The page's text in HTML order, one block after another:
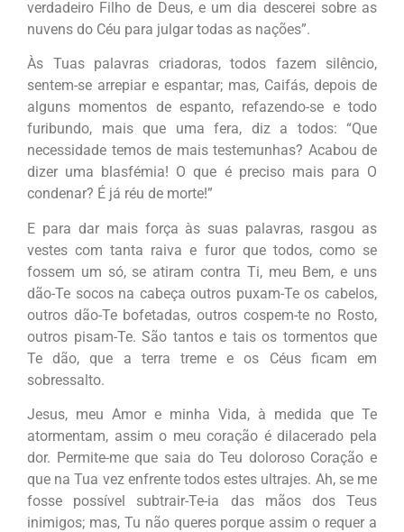
verdadeiro Filho de Deus, e um dia descerei sobre as
nuvens do Céu para julgar todas as nações”.
Às Tuas palavras criadoras, todos fazem silêncio,
sentem-se arrepiar e espantar; mas, Caifás, depois de
alguns momentos de espanto, refazendo-se e todo
furibundo, mais que uma fera, diz a todos: “Que
necessidade temos de mais testemunhas? Acabou de
dizer uma blasfémia! O que é preciso mais para O
condenar? É já réu de morte!”
E para dar mais força às suas palavras, rasgou as
vestes com tanta raiva e furor que todos, como se
fossem um só, se atiram contra Ti, meu Bem, e uns
dão-Te socos na cabeça outros puxam-Te os cabelos,
outros dão-Te bofetadas, outros cospem-te no Rosto,
outros pisam-Te. São tantos e tais os tormentos que
Te dão, que a terra treme e os Céus ficam em
sobressalto.
Jesus, meu Amor e minha Vida, à medida que Te
atormentam, assim o meu coração é dilacerado pela
dor. Permite-me que saia do Teu doloroso Coração e
que na Tua vez enfrente todos estes ultrajes. Ah, se me
fosse possível subtrair-Te-ia das mãos dos Teus
inimigos; mas, Tu não queres porque assim o requer a